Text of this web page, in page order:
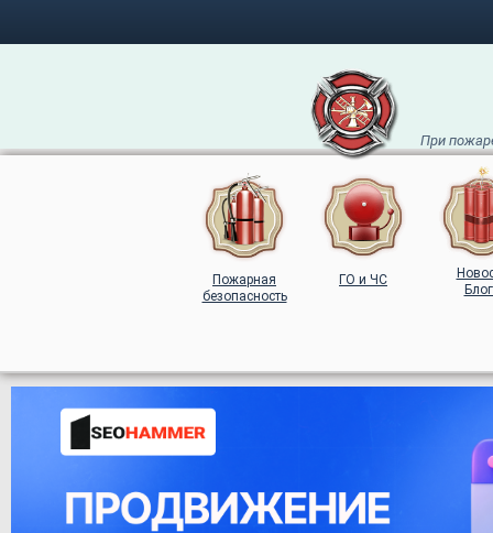
При
Пожарная
безопасность
ГО и ЧС